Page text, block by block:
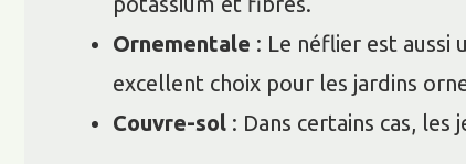
Ornementale : Le néflier est aussi
excellent choix pour les jardins
Couvre-sol : Dans certains cas,